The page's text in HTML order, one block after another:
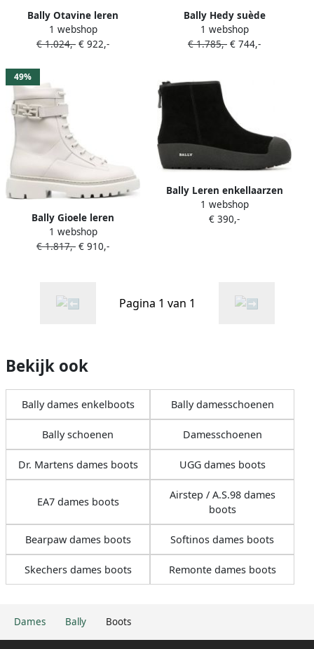
Dames Bally Boots
Bally Otavine leren
enkellaarzen Zwart
1 webshop
€ 1.024,- € 922,-
Bally Hedy suède
enkellaarzen Beige
1 webshop
€ 1.785,- € 744,-
49%
Bally Gioele leren
enkellaarzen Wit
1 webshop
€ 1.817,- € 910,-
Bally Leren enkellaarzen
Zwart
1 webshop
€ 390,-
Pagina 1 van 1
Bekijk ook
Bally dames enkelboots Bally damesschoenen
Bally schoenen Damesschoenen
Dr. Martens dames boots UGG dames boots
EA7 dames boots
Airstep / A.S.98 dames
boots
Bearpaw dames boots Softinos dames boots
Skechers dames boots Remonte dames boots